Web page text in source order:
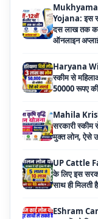
ऑनलाइन
Haryana
स्कीम से
Mahila
सरकारी स्कीम
UP Cattle
के लिए इस
EShram
मजदूरों को